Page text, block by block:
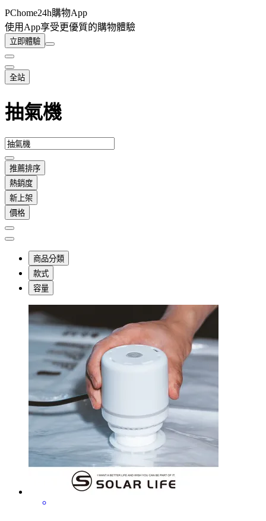
PChome24h購物App
使用App享受更優質的購物體驗
立即體驗
全站
抽氣機
推薦排序
熱銷度
新上架
價格
商品分類
款式
容量